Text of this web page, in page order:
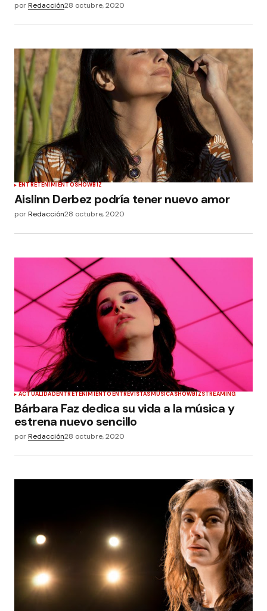
porRedacción28 octubre, 2020
ENTRETENIMIENTOSHOWBIZ
Aislinn Derbez podría tener nuevo amor
porRedacción28 octubre, 2020
ACTUALIDADENTRETENIMIENTOENTREVISTASMÚSICASHOWBIZSTREAMING
Bárbara Faz dedica su vida a la música y
estrena nuevo sencillo
porRedacción28 octubre, 2020